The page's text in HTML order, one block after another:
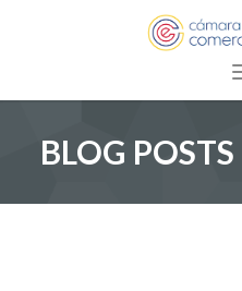
BLOG POSTS